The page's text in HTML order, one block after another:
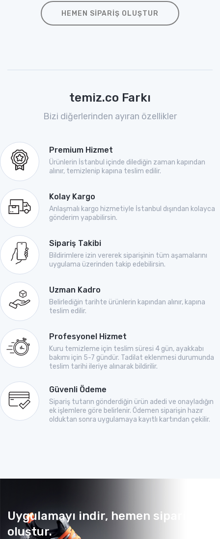
HEMEN SIPARIŞ OLUŞTUR
temiz.co Farkı
Bizi diğerlerinden ayıran özellikler
Premium Hizmet
Ürünlerin İstanbul içinde dilediğin zaman kapından
alınır, temizlenip kapına teslim edilir.
Kolay Kargo
Anlaşmalı kargo hizmetiyle İstanbul dışından kolayca
gönderim yapabilirsin.
Sipariş Takibi
Bildirimlere izin vererek siparişinin tüm aşamalarını
uygulama üzerinden takip edebilirsin.
Uzman Kadro
Belirlediğin tarihte ürünlerin kapından alınır, kapına
teslim edilir.
Profesyonel Hizmet
Kuru temizleme için teslim süresi 4 gün, ayakkabı
bakımı için 5-7 gündür. Tadilat eklenmesi durumunda
teslim tarihi ileriye alınarak bildirilir.
Güvenli Ödeme
Sipariş tutarın gönderdiğin ürün adedi ve onayladığın
ek işlemlere göre belirlenir. Ödemen siparişin hazır
olduktan sonra uygulamaya kayıtlı kartından çekilir.
Uygulamayı indir, hemen sipariş
oluştur.